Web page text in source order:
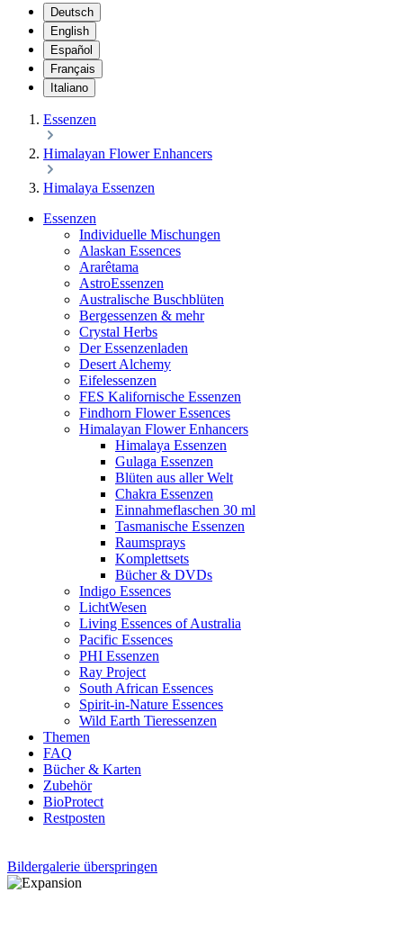
Deutsch
English
Español
Français
Italiano
Essenzen
Himalayan Flower Enhancers
Himalaya Essenzen
Essenzen
Individuelle Mischungen
Alaskan Essences
Ararêtama
AstroEssenzen
Australische Buschblüten
Bergessenzen & mehr
Crystal Herbs
Der Essenzenladen
Desert Alchemy
Eifelessenzen
FES Kalifornische Essenzen
Findhorn Flower Essences
Himalayan Flower Enhancers
Himalaya Essenzen
Gulaga Essenzen
Blüten aus aller Welt
Chakra Essenzen
Einnahmeflaschen 30 ml
Tasmanische Essenzen
Raumsprays
Komplettsets
Bücher & DVDs
Indigo Essences
LichtWesen
Living Essences of Australia
Pacific Essences
PHI Essenzen
Ray Project
South African Essences
Spirit-in-Nature Essences
Wild Earth Tieressenzen
Themen
FAQ
Bücher & Karten
Zubehör
BioProtect
Restposten
Bildergalerie überspringen